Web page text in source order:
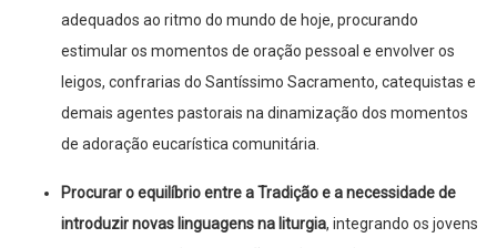
adequados ao ritmo do mundo de hoje, procurando
estimular os momentos de oração pessoal e envolver os
leigos, confrarias do Santíssimo Sacramento, catequistas e
demais agentes pastorais na dinamização dos momentos
de adoração eucarística comunitária.
Procurar o equilíbrio entre a Tradição e a necessidade de
introduzir novas linguagens na liturgia, integrando os jovens